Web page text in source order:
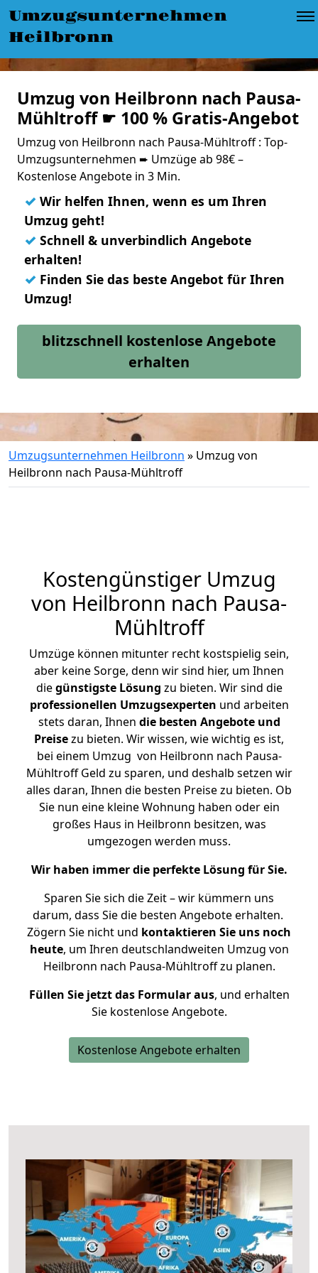
Umzugsunternehmen
Heilbronn
Umzug von Heilbronn nach Pausa-
Mühltroff ☛ 100 % Gratis-Angebot
Umzug von Heilbronn nach Pausa-Mühltroff : Top-
Umzugsunternehmen ➨ Umzüge ab 98€ –
Kostenlose Angebote in 3 Min.
✓ Wir helfen Ihnen, wenn es um Ihren
Umzug geht!
✓ Schnell & unverbindlich Angebote
erhalten!
✓ Finden Sie das beste Angebot für Ihren
Umzug!
blitzschnell kostenlose Angebote
erhalten
Umzugsunternehmen Heilbronn » Umzug von
Heilbronn nach Pausa-Mühltroff
Kostengünstiger Umzug
von Heilbronn nach Pausa-
Mühltroff
Umzüge können mitunter recht kostspielig sein,
aber keine Sorge, denn wir sind hier, um Ihnen
diegünstigste Lösung zu bieten. Wir sind die
professionellen Umzugsexperten und arbeiten
stets daran, Ihnen die besten Angebote und
Preisezu bieten. Wir wissen, wie wichtig es ist,
bei einem Umzug von Heilbronn nach Pausa-
Mühltroff Geld zu sparen, und deshalb setzen wir
alles daran, Ihnen die besten Preise zu bieten. Ob
Sie nun eine kleine Wohnung haben oder ein
großes Haus in Heilbronn besitzen, was
umgezogen werden muss.
Wir haben immer die perfekte Lösung für Sie.
Sparen Sie sich die Zeit – wir kümmern uns
darum, dass Sie die besten Angebote erhalten.
Zögern Sie nicht und kontaktieren Sie uns noch
heute, um Ihren deutschlandweiten Umzug von
Heilbronn nach Pausa-Mühltroff zu planen.
Füllen Sie jetzt das Formular aus, und erhalten
Sie kostenlose Angebote.
Kostenlose Angebote erhalten